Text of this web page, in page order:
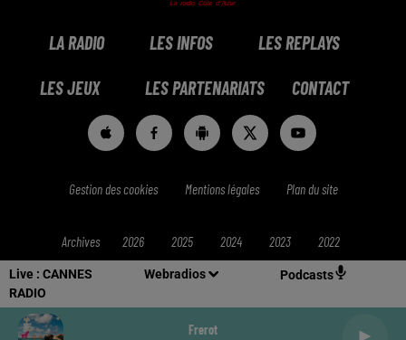
Live : CANNES
RADIO
Webradios Podcasts
Frerot
LA RADIO LES INFOS LES REPLAYS
LES JEUX LES PARTENARIATS CONTACT
Gestion des cookies Mentions légales Plan du site
Archives 2026 2025 2024 2023 2022